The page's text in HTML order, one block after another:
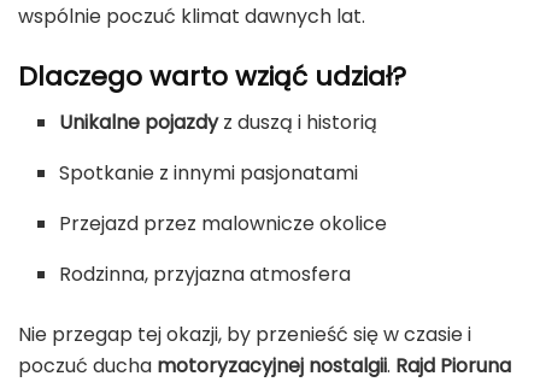
wspólnie poczuć klimat dawnych lat.
Dlaczego warto wziąć udział?
Unikalne pojazdyz duszą i historią
Spotkanie z innymi pasjonatami
Przejazd przez malownicze okolice
Rodzinna, przyjazna atmosfera
Nie przegap tej okazji, by przenieść się w czasie i
poczuć ducha motoryzacyjnej nostalgii. Rajd Pioruna